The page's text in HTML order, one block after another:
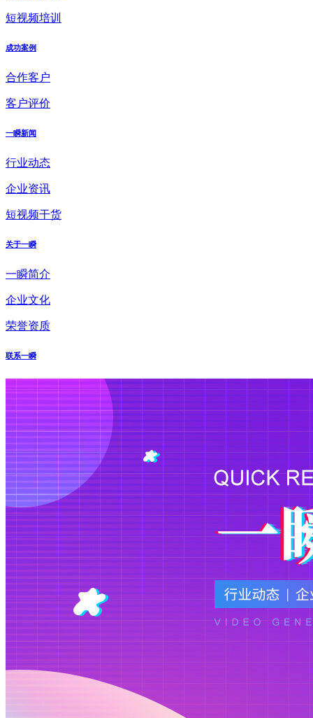
短视频培训
成功案例
合作客户
客户评价
一瞬新闻
行业动态
企业资讯
短视频干货
关于一瞬
一瞬简介
企业文化
荣誉资质
联系一瞬